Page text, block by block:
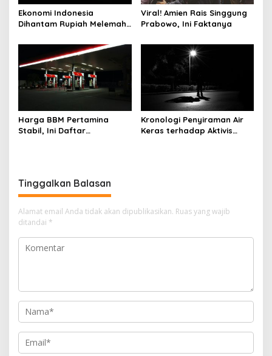
Ekonomi Indonesia
Dihantam Rupiah Melemah,
Viral! Amien Rais Singgung
Prabowo, Ini Faktanya
Harga BBM Pertamina
Stabil, Ini Daftar
Kronologi Penyiraman Air
Keras terhadap Aktivis
Tinggalkan Balasan
Alamat email Anda tidak akan dipublikasikan. Ruas yang wajib
ditandai *